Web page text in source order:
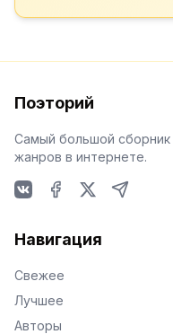
Поэторий
Самый большой сборник
жанров в интернете.
Навигация
Свежее
Лучшее
Авторы